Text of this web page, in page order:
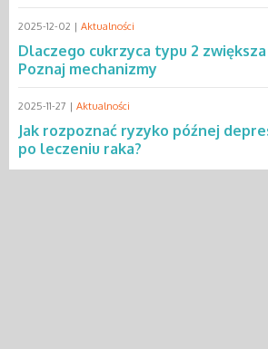
2025-12-02 | Aktualności
Dlaczego cukrzyca typu 2
Poznaj mechanizmy
2025-11-27 | Aktualności
Jak rozpoznać ryzyko późnej
po leczeniu raka?